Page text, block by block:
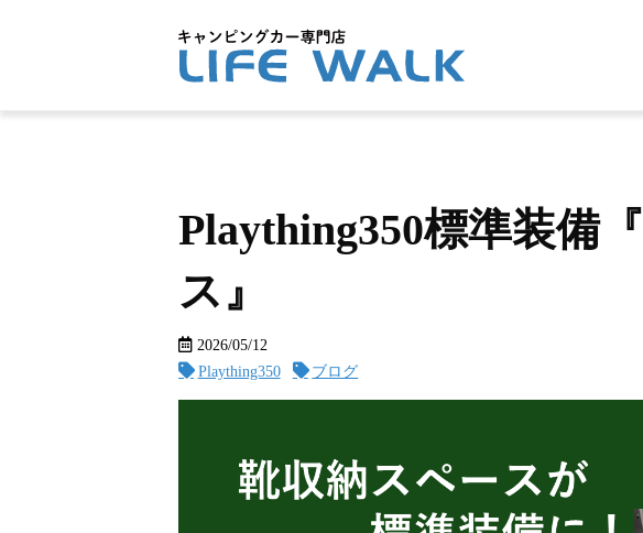
Plaything350標準装備
ス』
2026/05/12
Plaything350
ブログ